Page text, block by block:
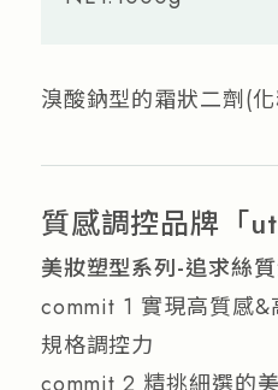
溴酸鈉型的霜狀二劑(化
質感調控品牌「
美妝塑型系列-追求絲
commit 1 實現高質感
規格調控力